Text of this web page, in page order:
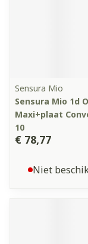
Sensura Mio
Sensura Mio 1d
Maxi+plaat
10
€ 78,77
Niet